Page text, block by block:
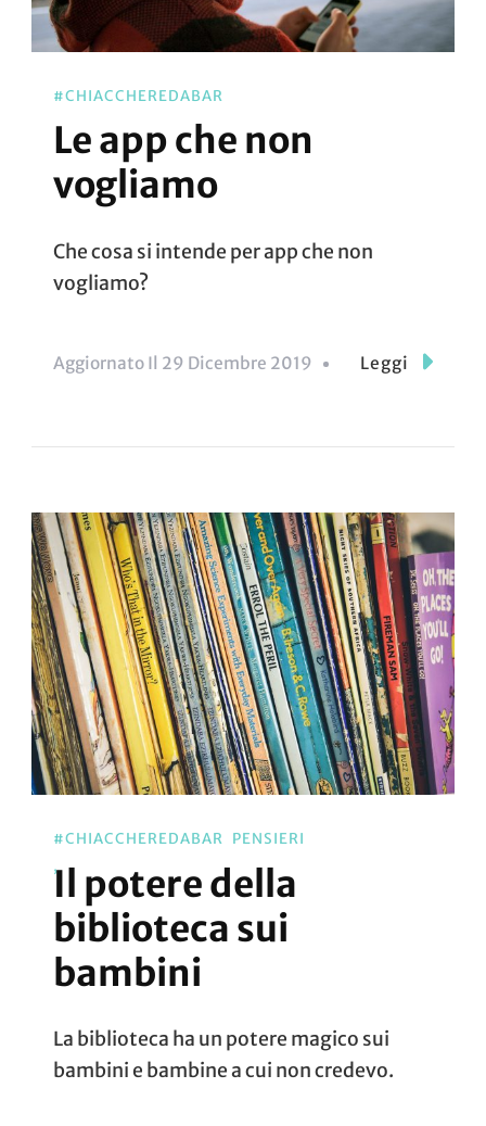
#CHIACCHEREDABAR
Le app che non
vogliamo
Che cosa si intende per app che non
vogliamo?
Aggiornato Il 29 Dicembre 2019 Leggi
#CHIACCHEREDABAR PENSIERI
Il potere della
biblioteca sui
bambini
La biblioteca ha un potere magico sui
bambini e bambine a cui non credevo.